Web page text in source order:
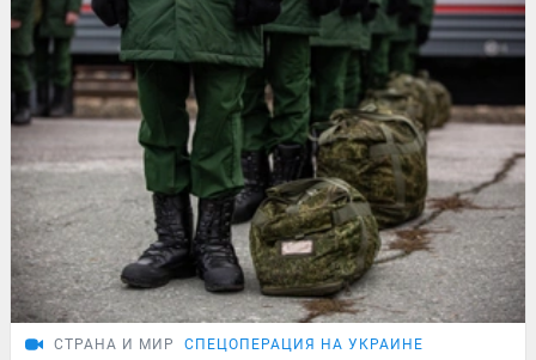
СТРАНА И МИР СПЕЦОПЕРАЦИЯ НА УКРАИНЕ